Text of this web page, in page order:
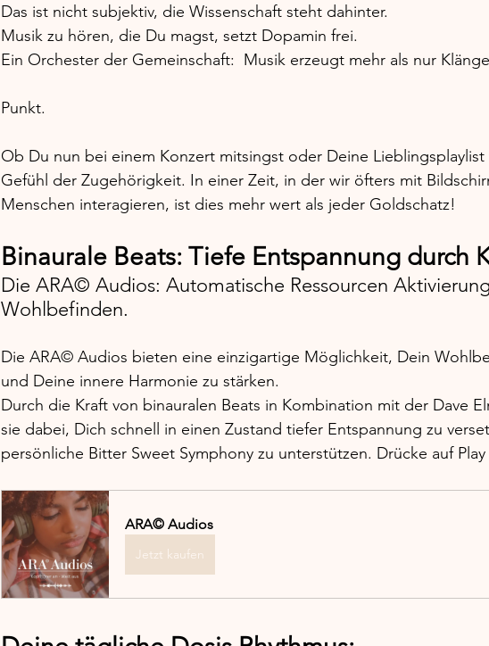
Das ist nicht subjektiv, die Wissenschaft steht dahinter.
Musik zu hören, die Du magst, setzt Dopamin frei.
Ein Orchester der Gemeinschaft:  Musik erzeugt mehr als nur
Punkt.
Ob Du nun bei einem Konzert mitsingst oder Deine
Gefühl der Zugehörigkeit. In einer Zeit, in der wir öfters mit
Menschen interagieren, ist dies mehr wert als jeder Goldschatz!
Binaurale Beats: Tiefe Entspannung durch
Die ARA© Audios: Automatische Ressourcen
Wohlbefinden.
Die ARA© Audios bieten eine einzigartige Möglichkeit, Dein
und Deine innere Harmonie zu stärken.
Durch die Kraft von binauralen Beats in Kombination mit der Dave
sie dabei, Dich schnell in einen Zustand tiefer Entspannung zu
persönliche Bitter Sweet Symphony zu unterstützen. Drücke auf Play
ARA© Audios
Jetzt kaufen